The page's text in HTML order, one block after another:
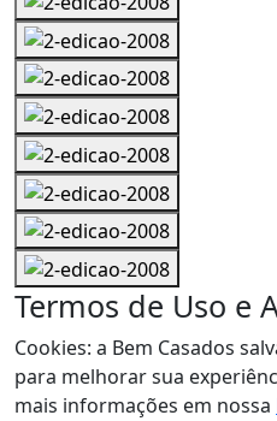
Termos de Uso e
Cookies: a Bem Casados
para melhorar sua
mais informações em nossa